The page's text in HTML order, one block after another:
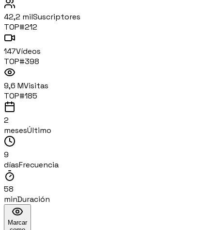
42,2 milSuscriptores
TOP#212
147Vídeos
TOP#398
9,6 MVisitas
TOP#185
2
mesesÚltimo
9
díasFrecuencia
58
minDuración
Marcar